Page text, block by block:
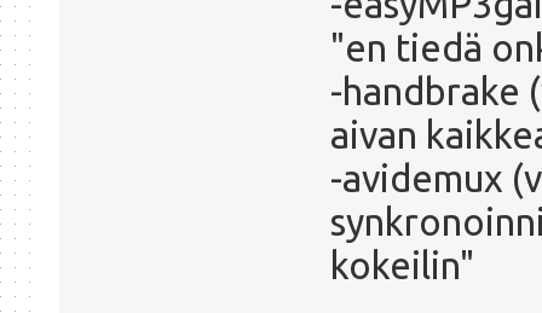
"en tiedä
-handbrake
aivan
-avidemux
kokeilin"